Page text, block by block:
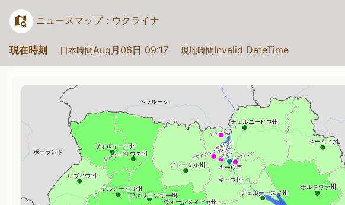
ニュースマップ：ウクライナ
現在時刻 日本時間Aug月06日 09:17 現地時間Invalid DateTime